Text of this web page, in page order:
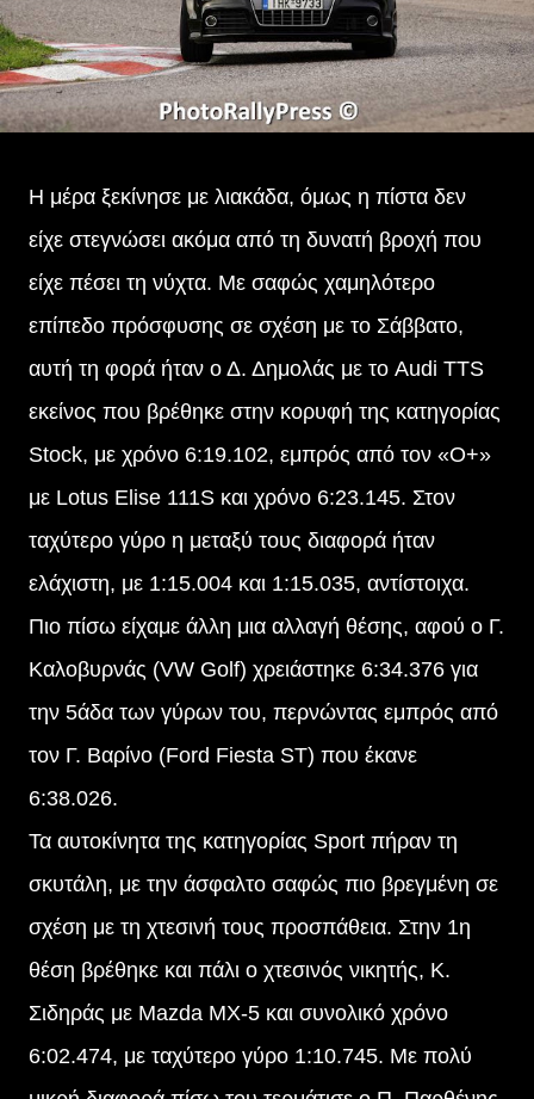
Η μέρα ξεκίνησε με λιακάδα, όμως η πίστα δεν
είχε στεγνώσει ακόμα από τη δυνατή βροχή που
είχε πέσει τη νύχτα. Με σαφώς χαμηλότερο
επίπεδο πρόσφυσης σε σχέση με το Σάββατο,
αυτή τη φορά ήταν ο Δ. Δημολάς με το Audi TTS
εκείνος που βρέθηκε στην κορυφή της κατηγορίας
Stock, με χρόνο 6:19.102, εμπρός από τον «Ο+»
με Lotus Elise 111S και χρόνο 6:23.145. Στον
ταχύτερο γύρο η μεταξύ τους διαφορά ήταν
ελάχιστη, με 1:15.004 και 1:15.035, αντίστοιχα.
Πιο πίσω είχαμε άλλη μια αλλαγή θέσης, αφού ο Γ.
Καλοβυρνάς (VW Golf) χρειάστηκε 6:34.376 για
την 5άδα των γύρων του, περνώντας εμπρός από
τον Γ. Βαρίνο (Ford Fiesta ST) που έκανε
6:38.026.
Τα αυτοκίνητα της κατηγορίας Sport πήραν τη
σκυτάλη, με την άσφαλτο σαφώς πιο βρεγμένη σε
σχέση με τη χτεσινή τους προσπάθεια. Στην 1η
θέση βρέθηκε και πάλι ο χτεσινός νικητής, Κ.
Σιδηράς με Mazda MX-5 και συνολικό χρόνο
6:02.474, με ταχύτερο γύρο 1:10.745. Με πολύ